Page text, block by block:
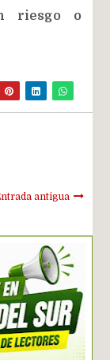
riesgo o
antigua